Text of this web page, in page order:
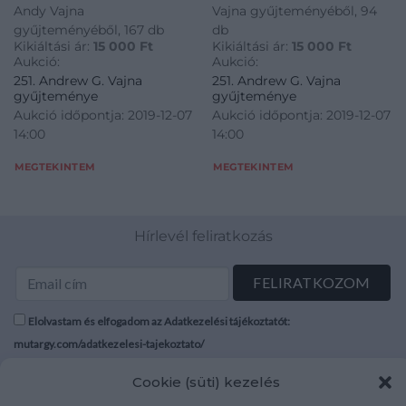
Cookie (süti) kezelés
Andy Vajna
gyűjteményéből, 167 db
Kikiáltási ár: 15 000 Ft
Aukció:
251. Andrew G. Vajna
gyűjteménye
Aukció időpontja: 2019-12-07
14:00
MEGTEKINTEM
Vajna gyűjteményéből, 94
db
Kikiáltási ár: 15 000 Ft
Aukció:
251. Andrew G. Vajna
gyűjteménye
Aukció időpontja: 2019-12-07
14:00
MEGTEKINTEM
Hírlevél feliratkozás
Elolvastam és elfogadom az Adatkezelési tájékoztatót:
mutargy.com/adatkezelesi-tajekoztato/
Áraink